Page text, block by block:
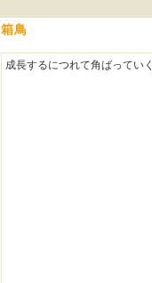
箱鳥
成長するにつれて角ばっていく